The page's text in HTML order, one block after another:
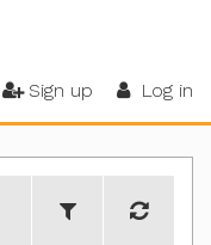
Sign up Log in